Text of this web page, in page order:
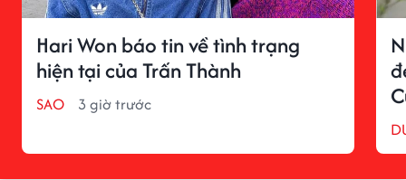
Hari Won báo tin về tình trạng
hiện tại của Trấn Thành
SAO 3 giờ trước